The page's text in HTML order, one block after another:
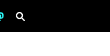
ms